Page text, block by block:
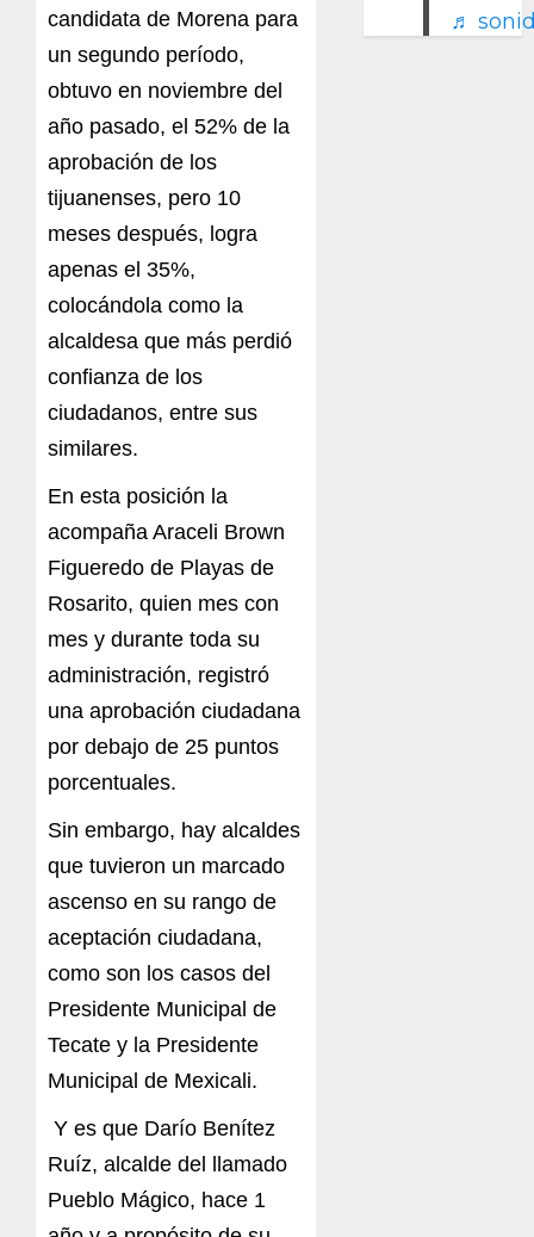
candidata de Morena para
un segundo período,
obtuvo en noviembre del
año pasado, el 52% de la
aprobación de los
tijuanenses, pero 10
meses después, logra
apenas el 35%,
colocándola como la
alcaldesa que más perdió
confianza de los
ciudadanos, entre sus
similares.
En esta posición la
acompaña Araceli Brown
Figueredo de Playas de
Rosarito, quien mes con
mes y durante toda su
administración, registró
una aprobación ciudadana
por debajo de 25 puntos
porcentuales.
Sin embargo, hay alcaldes
que tuvieron un marcado
ascenso en su rango de
aceptación ciudadana,
como son los casos del
Presidente Municipal de
Tecate y la Presidente
Municipal de Mexicali.
Y es que Darío Benítez
Ruíz, alcalde del llamado
Pueblo Mágico, hace 1
♬